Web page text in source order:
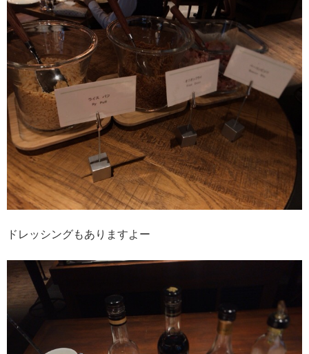
ドレッシングもありますよー